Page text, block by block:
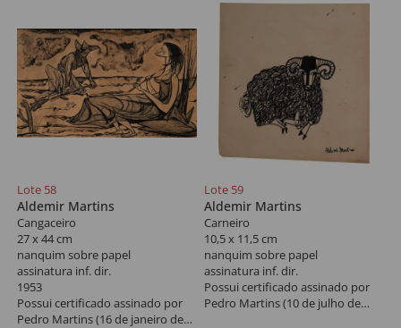
Pedro Martins (16 de janeiro de
Lote 58
Aldemir Martins
Cangaceiro
27 x 44 cm
nanquim sobre papel
assinatura inf. dir.
1953
Possui certificado assinado por
Pedro Martins (16 de janeiro de
Lote 59
Aldemir Martins
Carneiro
10,5 x 11,5 cm
nanquim sobre papel
assinatura inf. dir.
Possui certificado assinado por
Pedro Martins (10 de julho de